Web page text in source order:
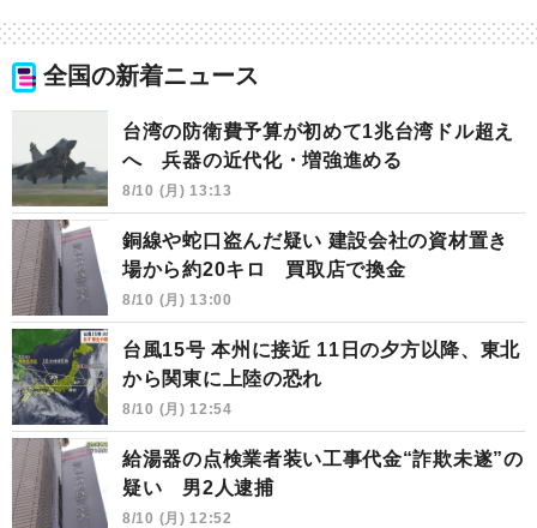
全国の新着ニュース
台湾の防衛費予算が初めて1兆台湾ドル超え
へ 兵器の近代化・増強進める
8/10 (月) 13:13
銅線や蛇口盗んだ疑い 建設会社の資材置き
場から約20キロ 買取店で換金
8/10 (月) 13:00
台風15号 本州に接近 11日の夕方以降、東北
から関東に上陸の恐れ
8/10 (月) 12:54
給湯器の点検業者装い工事代金“詐欺未遂”の
疑い 男2人逮捕
8/10 (月) 12:52